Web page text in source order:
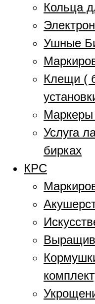
Кольца
Ушные
Клещи (
Маркеры
Услуга
бирках
КРС